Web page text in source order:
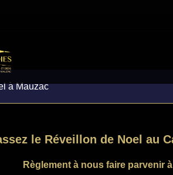
à Mauzac
le Réveillon de Noel au
Règlement à nous faire parvenir